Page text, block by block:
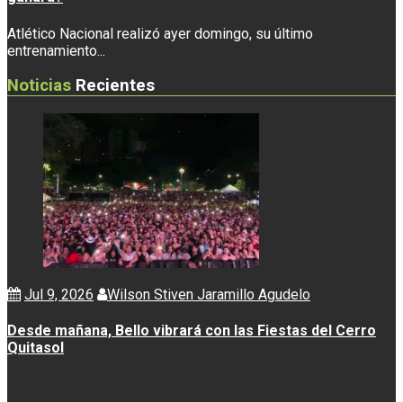
Atlético Nacional realizó ayer domingo, su último
entrenamiento...
Noticias Recientes
Jul 9, 2026 Wilson Stiven Jaramillo Agudelo
Desde mañana, Bello vibrará con las Fiestas del Cerro
Quitasol